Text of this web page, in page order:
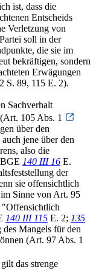
ist, dass die
Entscheids
Verletzung von
soll in der
die sie im
bekräftigen, sondern
Erwägungen
S. 89, 115 E. 2).
Sachverhalt
105 Abs. 1
über den
jene über den
also die
140 III 16 E.
der
sie offensichtlich
Sinne von Art. 95
"Offensichtlich
140 III 115 E. 2; 135
Mangels für den
(Art. 97 Abs. 1
das strenge